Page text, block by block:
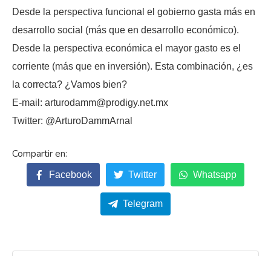
Desde la perspectiva funcional el gobierno gasta más en
desarrollo social (más que en desarrollo económico).
Desde la perspectiva económica el mayor gasto es el
corriente (más que en inversión). Esta combinación, ¿es
la correcta? ¿Vamos bien?
E-mail: arturodamm@prodigy.net.mx
Twitter: @ArturoDammArnal
Facebook Twitter Whatsapp
Telegram